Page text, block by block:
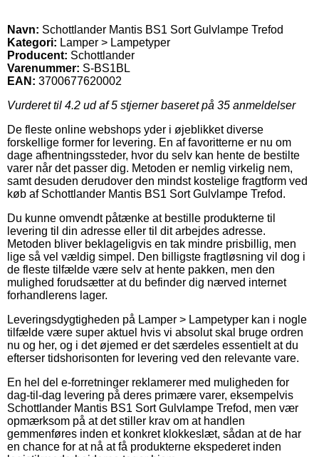
Navn: Schottlander Mantis BS1 Sort Gulvlampe Trefod
Kategori: Lamper > Lampetyper
Producent: Schottlander
Varenummer: S-BS1BL
EAN: 3700677620002
Vurderet til 4.2 ud af 5 stjerner baseret på 35 anmeldelser
De fleste online webshops yder i øjeblikket diverse
forskellige former for levering. En af favoritterne er nu om
dage afhentningssteder, hvor du selv kan hente de bestilte
varer når det passer dig. Metoden er nemlig virkelig nem,
samt desuden derudover den mindst kostelige fragtform ved
køb af Schottlander Mantis BS1 Sort Gulvlampe Trefod.
Du kunne omvendt påtænke at bestille produkterne til
levering til din adresse eller til dit arbejdes adresse.
Metoden bliver beklageligvis en tak mindre prisbillig, men
lige så vel vældig simpel. Den billigste fragtløsning vil dog i
de fleste tilfælde være selv at hente pakken, men den
mulighed forudsætter at du befinder dig nærved internet
forhandlerens lager.
Leveringsdygtigheden på Lamper > Lampetyper kan i nogle
tilfælde være super aktuel hvis vi absolut skal bruge ordren
nu og her, og i det øjemed er det særdeles essentielt at du
efterser tidshorisonten for levering ved den relevante vare.
En hel del e-forretninger reklamerer med muligheden for
dag-til-dag levering på deres primære varer, eksempelvis
Schottlander Mantis BS1 Sort Gulvlampe Trefod, men vær
opmærksom på at det stiller krav om at handlen
gemmenføres inden et konkret klokkeslæt, sådan at de har
en chance for at nå at få produkterne ekspederet inden